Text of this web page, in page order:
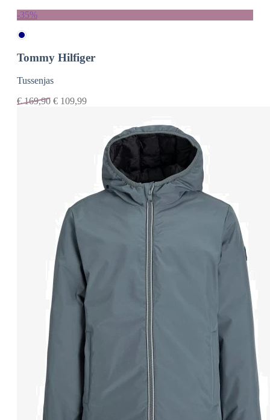
-35%
Tommy Hilfiger
Tussenjas
€169,90 € 109,99